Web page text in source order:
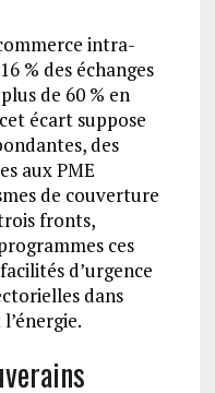
intra-
% des échanges
de 60 % en
écart suppose
des
aux PME
de couverture
fronts,
ces
d’urgence
dans